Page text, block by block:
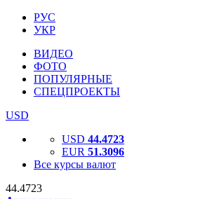
РУС
УКР
ВИДЕО
ФОТО
ПОПУЛЯРНЫЕ
СПЕЦПРОЕКТЫ
USD
USD 44.4723
EUR 51.3096
Все курсы валют
44.4723